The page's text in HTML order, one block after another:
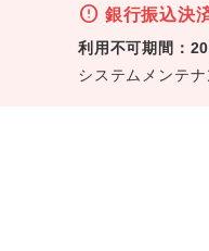
error 銀行振込決
利用不可期間：
システムメンテ